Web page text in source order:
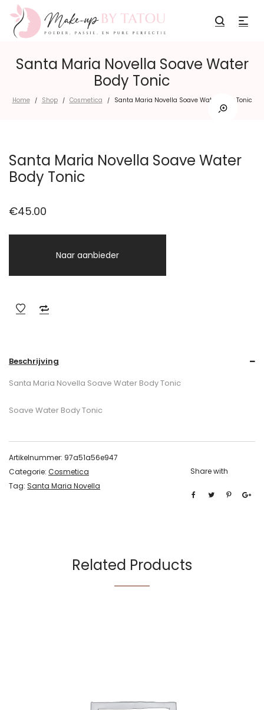
Santa Maria Novella Soave Water
Body Tonic
Home / Shop / Cosmetica / Santa Maria Novella Soave Water Body Tonic
Santa Maria Novella Soave Water
Body Tonic
€45.00
Naar aanbieder
Beschrijving
Santa Maria Novella Soave Water Body Tonic
Soave Water Body Tonic
Artikelnummer: 97a51a56e947
Categorie: Cosmetica
Tag: Santa Maria Novella
Share with
Related Products